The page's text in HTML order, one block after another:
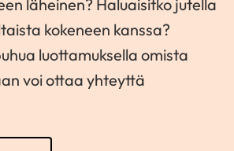
läheinen? Haluaisitko jutella
kokeneen kanssa?
luottamuksella omista
voi ottaa yhteyttä